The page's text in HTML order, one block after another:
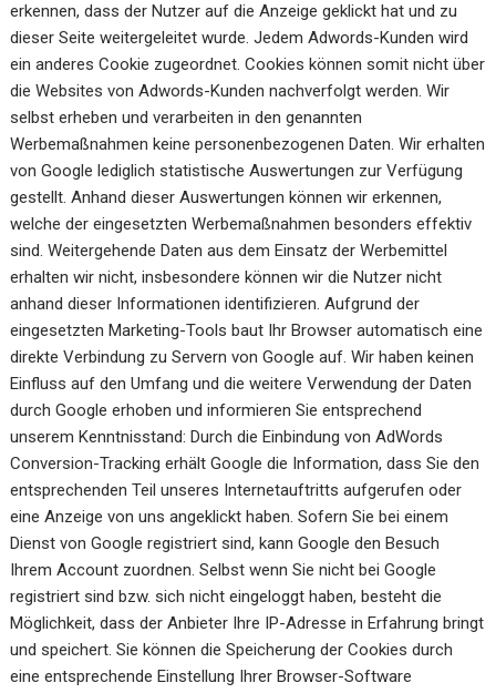
erkennen, dass der Nutzer auf die Anzeige geklickt hat und zu
dieser Seite weitergeleitet wurde. Jedem Adwords-Kunden wird
ein anderes Cookie zugeordnet. Cookies können somit nicht über
die Websites von Adwords-Kunden nachverfolgt werden. Wir
selbst erheben und verarbeiten in den genannten
Werbemaßnahmen keine personenbezogenen Daten. Wir erhalten
von Google lediglich statistische Auswertungen zur Verfügung
gestellt. Anhand dieser Auswertungen können wir erkennen,
welche der eingesetzten Werbemaßnahmen besonders effektiv
sind. Weitergehende Daten aus dem Einsatz der Werbemittel
erhalten wir nicht, insbesondere können wir die Nutzer nicht
anhand dieser Informationen identifizieren. Aufgrund der
eingesetzten Marketing-Tools baut Ihr Browser automatisch eine
direkte Verbindung zu Servern von Google auf. Wir haben keinen
Einfluss auf den Umfang und die weitere Verwendung der Daten
durch Google erhoben und informieren Sie entsprechend
unserem Kenntnisstand: Durch die Einbindung von AdWords
Conversion-Tracking erhält Google die Information, dass Sie den
entsprechenden Teil unseres Internetauftritts aufgerufen oder
eine Anzeige von uns angeklickt haben. Sofern Sie bei einem
Dienst von Google registriert sind, kann Google den Besuch
Ihrem Account zuordnen. Selbst wenn Sie nicht bei Google
registriert sind bzw. sich nicht eingeloggt haben, besteht die
Möglichkeit, dass der Anbieter Ihre IP-Adresse in Erfahrung bringt
und speichert. Sie können die Speicherung der Cookies durch
eine entsprechende Einstellung Ihrer Browser-Software